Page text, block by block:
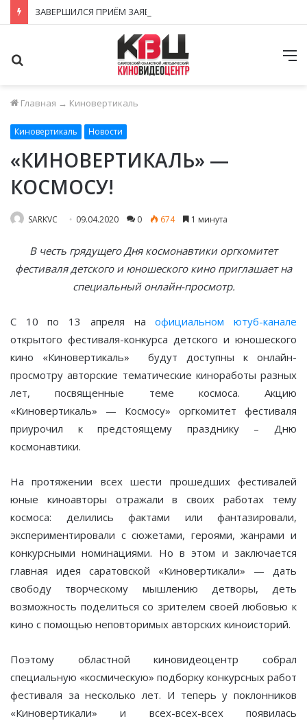
Главная → Киновертикаль
Киновертикаль Новости
«КИНОВЕРТИКАЛЬ» —
КОСМОСУ!
SARKVC 09.04.2020 0 674 1 минута
В честь грядущего Дня космонавтики оргкомитет
фестиваля детского и юношеского кино приглашает на
специальный онлайн-просмотр.
С 10 по 13 апреля наофициальном ютуб-канале
открытого фестиваля-конкурса детского и юношеского
кино «Киновертикаль» будут доступны к онлайн-
просмотру авторские тематические киноработы разных
лет, посвященные теме космоса. Акцию
«Киновертикаль» — Космосу» оргкомитет фестиваля
приурочил к предстоящему празднику – Дню
космонавтики.
На протяжении всех шести прошедших фестивалей
юные киноавторы отражали в своих работах тему
космоса: делились фактами или фантазировали,
экспериментировали с сюжетами, героями, жанрами и
конкурсными номинациями. Но в этом и заключается
главная идея саратовской «Киновертикали» — дать
свободу творческому мышлению детворы, деть
возможность поделиться со зрителем своей любовью к
кино с помощью неповторимых авторских киноисторий.
Поэтому областной киновидеоцентр собрал
специальную «космическую» подборку конкурсных работ
фестиваля за несколько лет. И теперь у поклонников
«Киновертикали» и всех-всех-всех появилась